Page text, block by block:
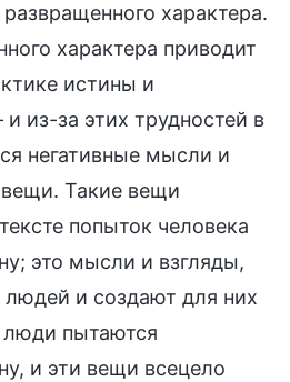
характера.
характера приводит
истины и
из-за этих трудностей в
негативные мысли и
вещи. Такие вещи
попыток человека
это мысли и взгляды,
и создают для них
люди пытаются
и эти вещи всецело